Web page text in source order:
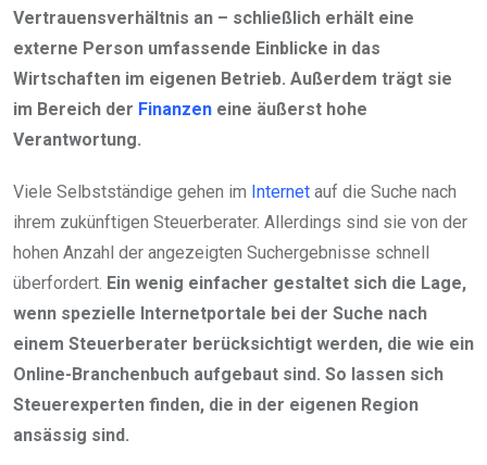
Vertrauensverhältnis an – schließlich erhält eine
externe Person umfassende Einblicke in das
Wirtschaften im eigenen Betrieb. Außerdem trägt sie
im Bereich der Finanzen eine äußerst hohe
Verantwortung.
Viele Selbstständige gehen im Internet auf die Suche nach
ihrem zukünftigen Steuerberater. Allerdings sind sie von der
hohen Anzahl der angezeigten Suchergebnisse schnell
überfordert. Ein wenig einfacher gestaltet sich die Lage,
wenn spezielle Internetportale bei der Suche nach
einem Steuerberater berücksichtigt werden, die wie ein
Online-Branchenbuch aufgebaut sind. So lassen sich
Steuerexperten finden, die in der eigenen Region
ansässig sind.